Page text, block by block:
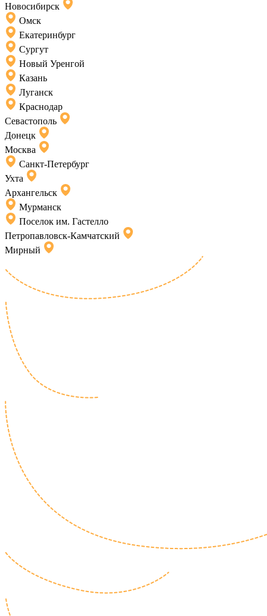
Новосибирск
Омск
Екатеринбург
Сургут
Новый Уренгой
Казань
Луганск
Краснодар
Севастополь
Донецк
Москва
Санкт-Петербург
Ухта
Архангельск
Мурманск
Поселок им. Гастелло
Петропавловск-Камчатский
Мирный